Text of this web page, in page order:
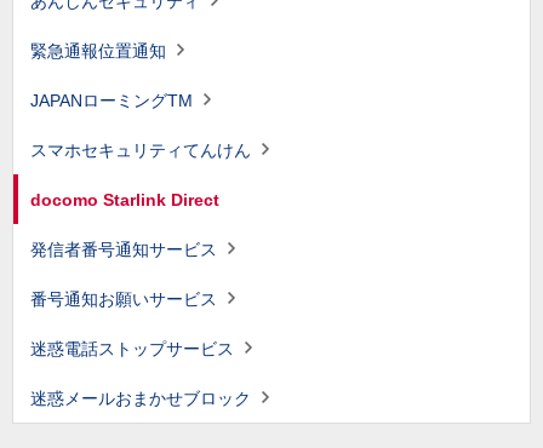
緊急通報位置通知
JAPANローミングTM
スマホセキュリティてんけん
docomo Starlink Direct
発信者番号通知サービス
番号通知お願いサービス
迷惑電話ストップサービス
迷惑メールおまかせブロック